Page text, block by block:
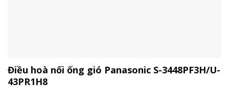
Điều hoà nối ống gió Panasonic S-3448PF3H/U-
43PR1H8